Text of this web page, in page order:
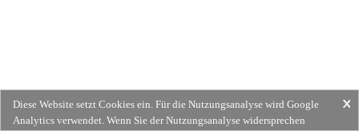
Diese Website setzt Cookies ein. Für die Nutzungsanalyse wird Google
Analytics verwendet. Wenn Sie der Nutzungsanalyse widersprechen